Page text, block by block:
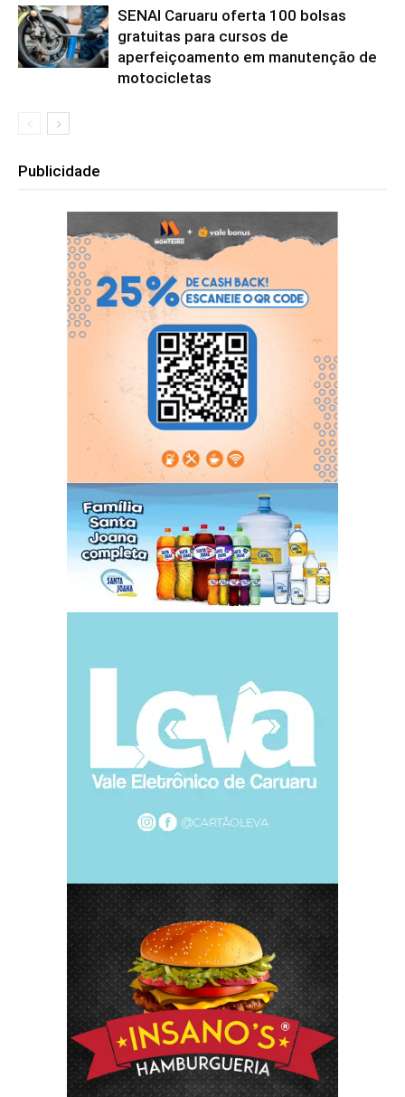
SENAI Caruaru oferta 100 bolsas
gratuitas para cursos de
aperfeiçoamento em manutenção de
motocicletas
Publicidade